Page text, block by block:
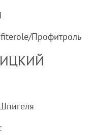
Профитроль